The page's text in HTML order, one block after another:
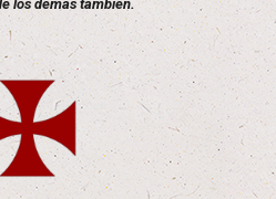
los demás también.